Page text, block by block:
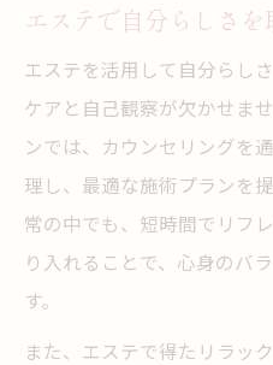
エステで自分らしさ
エステを活用して自分らし
ケアと自己観察が欠かせま
ンでは、カウンセリングを
理し、最適な施術プランを
常の中でも、短時間でリフ
り入れることで、心身のバ
す。
また、エステで得たリラッ